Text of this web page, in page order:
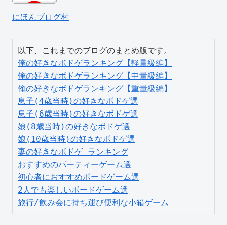
にほんブログ村
俺の好きなボドゲランキング【軽量級編】
俺の好きなボドゲランキング【中量級編】
俺の好きなボドゲランキング【重量級編】
息子(4歳当時)の好きなボドゲ選
息子(6歳当時)の好きなボドゲ選
娘(8歳当時)の好きなボドゲ選
娘(10歳当時)の好きなボドゲ選
妻の好きなボドゲ ランキング
おすすめのパーティーゲーム選
初心者におすすめボードゲーム選
2人でも楽しいボードゲーム選
旅行/飲み会に持ち運び便利な小箱ゲーム